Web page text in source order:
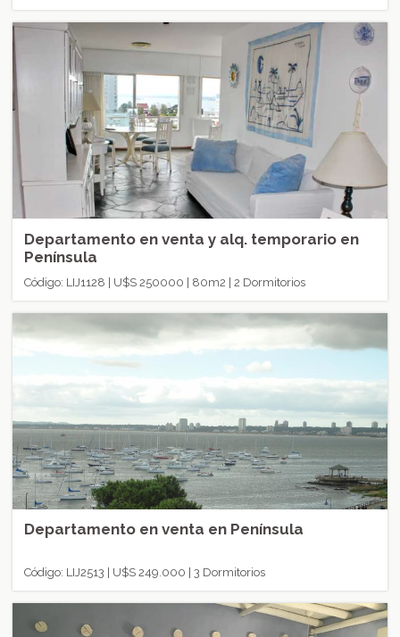
Departamento en venta y alq. temporario en
Península
Código: LIJ1128 | U$S 250000 | 80m2 | 2 Dormitorios
Departamento en venta en Península
Código: LIJ2513 | U$S 249.000 | 3 Dormitorios